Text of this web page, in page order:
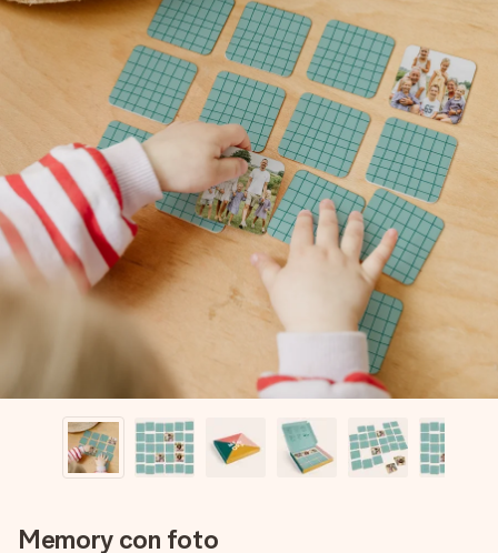
4,7 (basato su +15.000 recensioni)
I nostri regali ispirano. I clienti ci valutano 4,7 su Google
Biglietto d'auguri gratuito
Realizza qualcosa di unico in pochi passi – con il suo nome,
una tua foto o un messaggio che tocchi il cuore. Nessuna
complicazione, solo tanto amore per il momento perfetto.
Memory con foto